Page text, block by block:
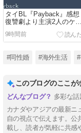
タイBL『Payback』感想
復讐劇より主演2人のケミ
に夢中になった作品
9時間前
#同性婚 #海外生活
このブログのここが
多彩な
カナダやアジアの最新ニ
自の視点で伝えます。公
載し、読者が気軽に共感